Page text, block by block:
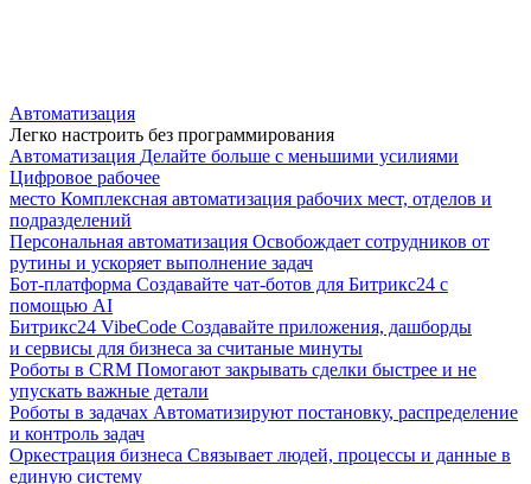
Автоматизация
Легко настроить без программирования
Автоматизация Делайте больше с меньшими усилиями
Цифровое рабочее
место Комплексная автоматизация рабочих мест, отделов и
подразделений
Персональная автоматизация Освобождает сотрудников от
рутины и ускоряет выполнение задач
Бот-платформа Создавайте чат-ботов для Битрикс24 с
помощью AI
Битрикс24 VibeCode Создавайте приложения, дашборды
и сервисы для бизнеса за считаные минуты
Роботы в CRM Помогают закрывать сделки быстрее и не
упускать важные детали
Роботы в задачах Автоматизируют постановку, распределение
и контроль задач
Оркестрация бизнеса Связывает людей, процессы и данные в
единую систему